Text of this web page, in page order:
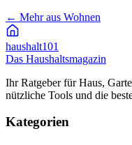
← Mehr aus Wohnen
haushalt101
Das Haushaltsmagazin
Ihr Ratgeber für Haus,
nützliche Tools und die
Kategorien